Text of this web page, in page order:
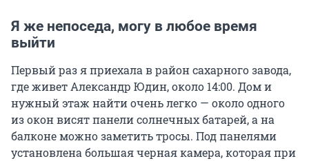
Я же непоседа, могу в любое время
выйти
Первый раз я приехала в район сахарного завода,
где живет Александр Юдин, около 14:00. Дом и
нужный этаж найти очень легко — около одного
из окон висят панели солнечных батарей, а на
балконе можно заметить тросы. Под панелями
установлена большая черная камера, которая при